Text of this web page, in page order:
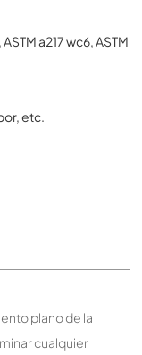
a217 wc6, ASTM
etc.
plano de la
cualquier